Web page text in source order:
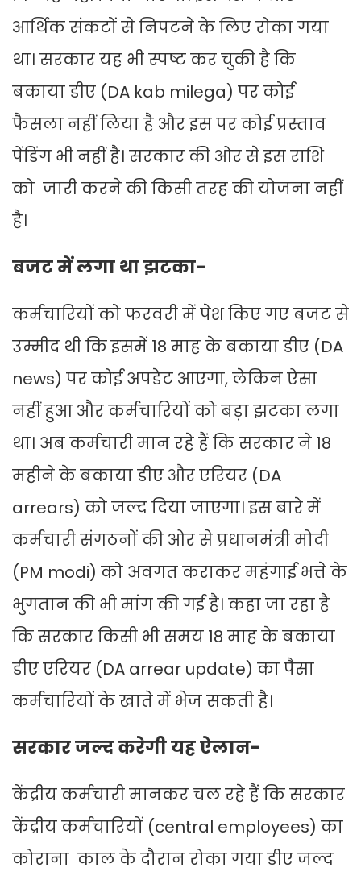
आर्थिक संकटों से निपटने के लिए रोका गया
था। सरकार यह भी स्पष्ट कर चुकी है कि
बकाया डीए (DA kab milega) पर कोई
फैसला नहीं लिया है और इस पर कोई प्रस्ताव
पेंडिंग भी नहीं है। सरकार की ओर से इस राशि
को जारी करने की किसी तरह की योजना नहीं
है।
बजट में लगा था झटका-
कर्मचारियों को फरवरी में पेश किए गए बजट से
उम्मीद थी कि इसमें 18 माह के बकाया डीए (DA
news) पर कोई अपडेट आएगा, लेकिन ऐसा
नहीं हुआ और कर्मचारियों को बड़ा झटका लगा
था। अब कर्मचारी मान रहे हैं कि सरकार ने 18
महीने के बकाया डीए और एरियर (DA
arrears) को जल्द दिया जाएगा। इस बारे में
कर्मचारी संगठनों की ओर से प्रधानमंत्री मोदी
(PM modi) को अवगत कराकर महंगाई भत्ते के
भुगतान की भी मांग की गई है। कहा जा रहा है
कि सरकार किसी भी समय 18 माह के बकाया
डीए एरियर (DA arrear update) का पैसा
कर्मचारियों के खाते में भेज सकती है।
सरकार जल्द करेगी यह ऐलान-
केंद्रीय कर्मचारी मानकर चल रहे हैं कि सरकार
केंद्रीय कर्मचारियों (central employees) का
कोराना काल के दौरान रोका गया डीए जल्द